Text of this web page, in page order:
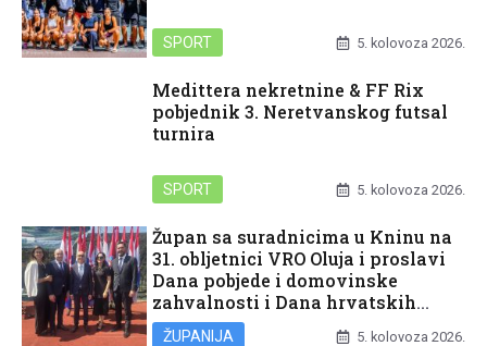
SPORT 5. kolovoza 2026.
Medittera nekretnine & FF Rix
pobjednik 3. Neretvanskog futsal
turnira
SPORT 5. kolovoza 2026.
Župan sa suradnicima u Kninu na
31. obljetnici VRO Oluja i proslavi
Dana pobjede i domovinske
zahvalnosti i Dana hrvatskih
branitelja
ŽUPANIJA 5. kolovoza 2026.